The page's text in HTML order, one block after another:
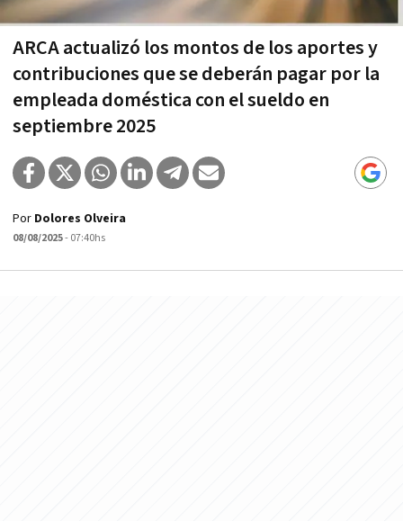
ARCA actualizó los montos de los aportes y
contribuciones que se deberán pagar por la
empleada doméstica con el sueldo en
septiembre 2025
Por Dolores Olveira
08/08/2025- 07:40hs